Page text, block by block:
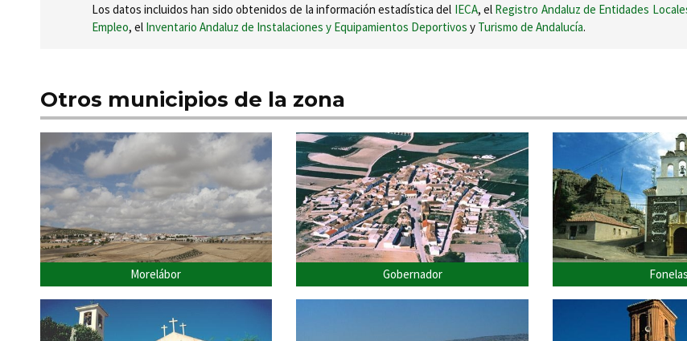
Los datos incluidos han sido obtenidos de la información estadística del IECA, el Registro Andaluz de Entidades
Empleo, el Inventario Andaluz de Instalaciones y Equipamientos Deportivos y Turismo de Andalucía.
Otros municipios de la zona
Morelábor Gobernador Fonelas